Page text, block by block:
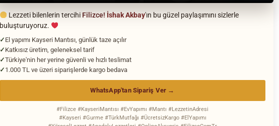
Lezzeti bilenlerin tercihi Filizce! İshak Akbay'ın bu güzel paylaşımını sizlerle
buluşturuyoruz.
El yapımı Kayseri Mantısı, günlük taze açılır
Katkısız üretim, geleneksel tarif
Türkiye'nin her yerine güvenli ve hızlı teslimat
1.000 TL ve üzeri siparişlerde kargo bedava
WhatsApp'tan Sipariş Ver →
#Filizce #KayseriMantısı #EvYapımı #Mantı #LezzetinAdresi
#Kayseri #Gurme #TürkMutfağı #ÜcretsizKargo #ElYapımı